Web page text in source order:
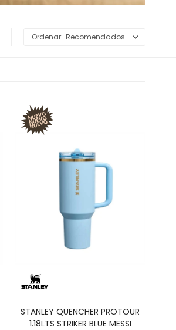
Recomendados
STANLEY QUENCHER PROTOUR
1.18LTS STRIKER BLUE MESSI